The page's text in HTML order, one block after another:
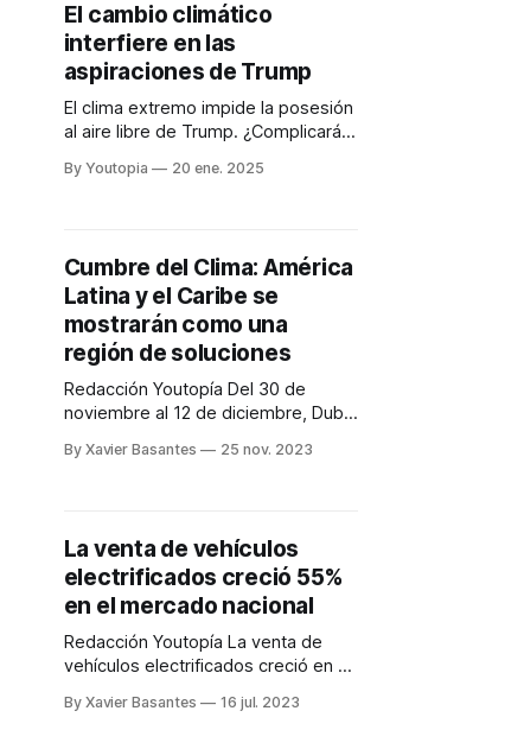
El cambio climático
interfiere en las
aspiraciones de Trump
El clima extremo impide la posesión
al aire libre de Trump. ¿Complicará
By Youtopia 20 ene. 2025
Cumbre del Clima: América
Latina y el Caribe se
mostrarán como una
región de soluciones
Redacción Youtopía Del 30 de
noviembre al 12 de diciembre, Dubái
escenario donde se desarrollará la
CAF-banco de desarrollo de
América Latina y el Caribe. Por
By Xavier Basantes 25 nov. 2023
La venta de vehículos
electrificados creció 55%
en el mercado nacional
Redacción Youtopía La venta de
vehículos electrificados creció en el
semestre del año, en comparación
By Xavier Basantes 16 jul. 2023